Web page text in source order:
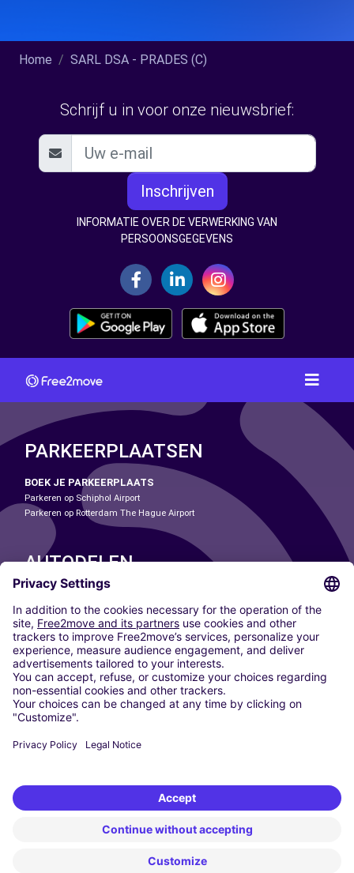
Home SARL DSA - PRADES (C)
Schrijf u in voor onze nieuwsbrief:
Inschrijven
INFORMATIE OVER DE VERWERKING VAN
PERSOONSGEGEVENS
PARKEERPLAATSEN
BOEK JE PARKEERPLAATS
Parkeren op Schiphol Airport
Parkeren op Rotterdam The Hague Airport
AUTODELEN
ONZE STEDEN
Paris
Madrid
Washington DC
Milaan
Rome
Turijn
Wenen
Berlijn
Düsseldorf